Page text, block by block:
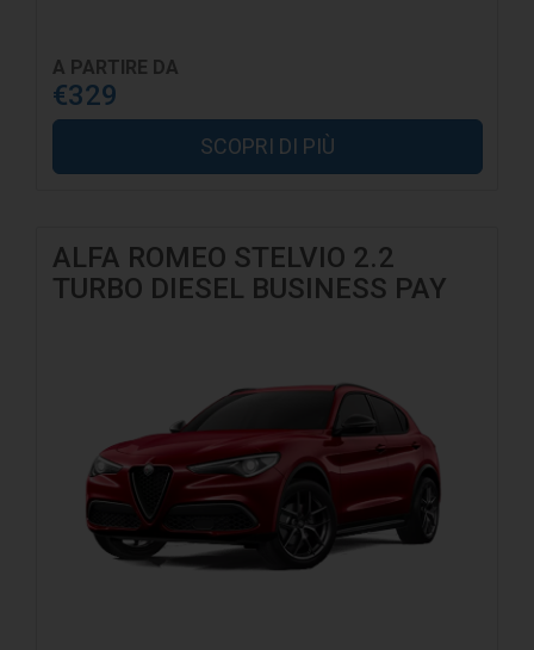
A PARTIRE DA
€329
SCOPRI DI PIÙ
ALFA ROMEO STELVIO 2.2
TURBO DIESEL BUSINESS PAY